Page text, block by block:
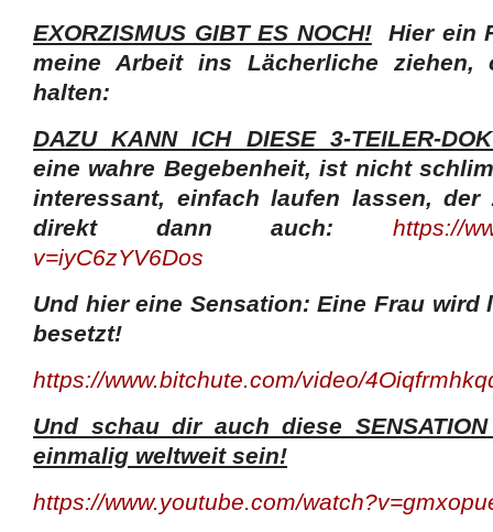
EXORZISMUS GIBT ES NOCH!Hier ein
meine Arbeit ins Lächerliche ziehen,
halten:
DAZU KANN ICH DIESE 3-TEILER-
eine wahre Begebenheit, ist nicht
interessant, einfach laufen lassen,
direkt dann auch: https://
v=iyC6zYV6Dos
Und hier eine Sensation: Eine Frau wird
besetzt!
https://www.bitchute.com/video/
Und schau dir auch diese
einmalig weltweit sein!
https://www.youtube.com/